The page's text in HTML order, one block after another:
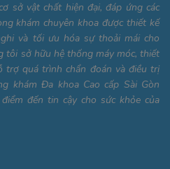
sở vật chất hiện đại, đáp ứng các
khám chuyên khoa được thiết kế
và tối ưu hóa sự thoải mái cho
tôi sở hữu hệ thống máy móc, thiết
trợ quá trình chẩn đoán và điều trị
khám Đa khoa Cao cấp Sài Gòn
đến tin cậy cho sức khỏe của